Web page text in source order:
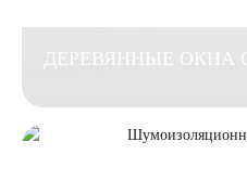
ДЕРЕВЯННЫЕ ОКНА